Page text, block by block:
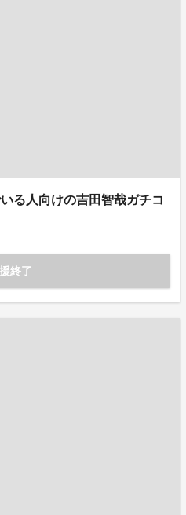
る人向けの吉田智哉ガチコ
終了